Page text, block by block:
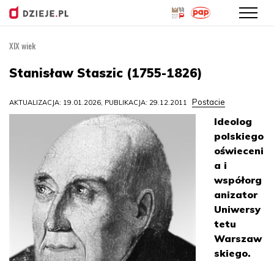
treści
XIX wiek
Stanisław Staszic (1755-1826)
AKTUALIZACJA: 19.01.2026, PUBLIKACJA: 29.12.2011 Postacie
Ideolog
polskiego
oświeceni
a i
współorg
anizator
Uniwersy
tetu
Warszaw
skiego.